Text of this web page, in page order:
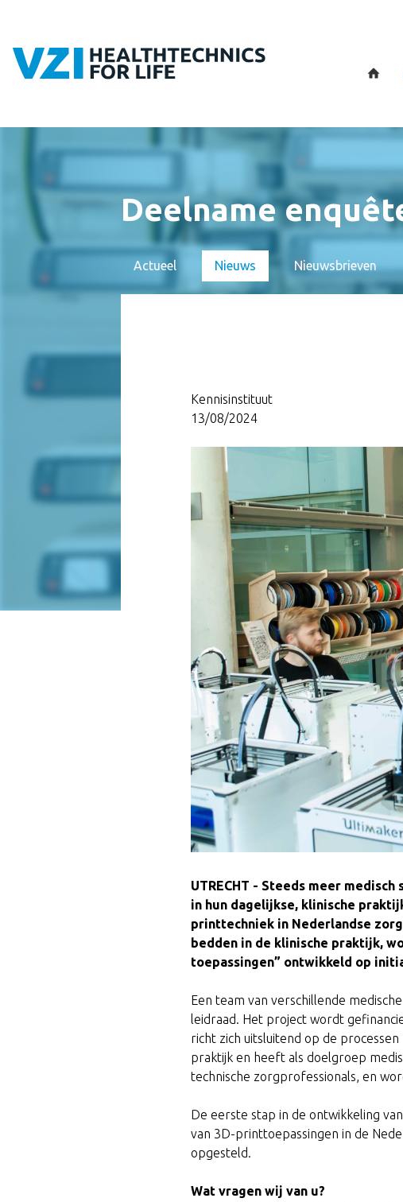
Deelname
Actueel Nieuws Nieuwsbrieven
Kennisinstituut
13/08/2024
UTRECHT - Steeds meer
in hun dagelijkse, klinische
printtechniek in Nederlandse
bedden in de klinische praktijk,
toepassingen” ontwikkeld op
Een team van verschillende
leidraad. Het project wordt
richt zich uitsluitend op de
praktijk en heeft als doelgroep
technische zorgprofessionals, en
De eerste stap in de ontwikkeling
van 3D-printtoepassingen in de
opgesteld.
Wat vragen wij van u?